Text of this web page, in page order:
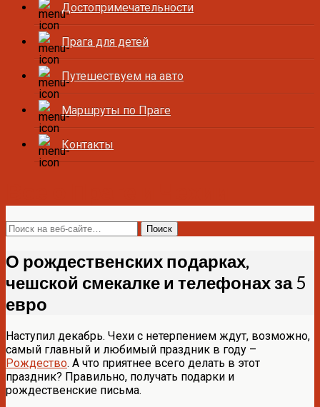
Достопримечательности
Прага для детей
Путешествуем на авто
Маршруты по Праге
Контакты
О рождественских подарках,
чешской смекалке и телефонах за 5
евро
Наступил декабрь. Чехи с нетерпением ждут, возможно,
самый главный и любимый праздник в году –
Рождество. А что приятнее всего делать в этот
праздник? Правильно, получать подарки и
рождественские письма.